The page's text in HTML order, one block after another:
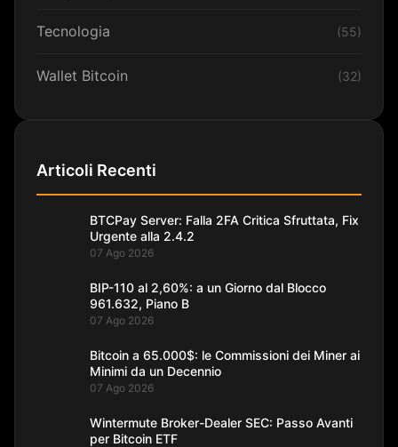
Tecnologia (55)
Wallet Bitcoin (32)
Articoli Recenti
BTCPay Server: Falla 2FA Critica Sfruttata, Fix
Urgente alla 2.4.2
07 Ago 2026
BIP-110 al 2,60%: a un Giorno dal Blocco
961.632, Piano B
07 Ago 2026
Bitcoin a 65.000$: le Commissioni dei Miner ai
Minimi da un Decennio
07 Ago 2026
Wintermute Broker-Dealer SEC: Passo Avanti
per Bitcoin ETF